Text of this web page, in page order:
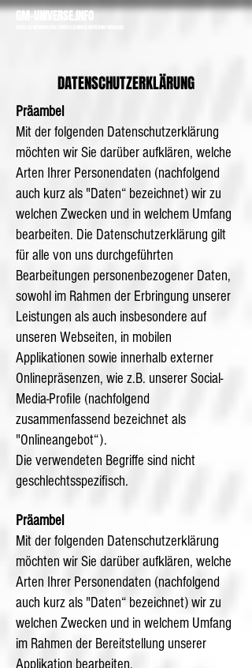
GM-UNIVERSE.INFO
DATENSCHUTZERKLÄRUNG
Präambel
Mit der folgenden Datenschutzerklärung
möchten wir Sie darüber aufklären, welche
Arten Ihrer Personendaten (nachfolgend
auch kurz als "Daten“ bezeichnet) wir zu
welchen Zwecken und in welchem Umfang
bearbeiten. Die Datenschutzerklärung gilt
für alle von uns durchgeführten
Bearbeitungen personenbezogener Daten,
sowohl im Rahmen der Erbringung unserer
Leistungen als auch insbesondere auf
unseren Webseiten, in mobilen
Applikationen sowie innerhalb externer
Onlinepräsenzen, wie z.B. unserer Social-
Media-Profile (nachfolgend
zusammenfassend bezeichnet als
"Onlineangebot“).
Die verwendeten Begriffe sind nicht
geschlechtsspezifisch.
Präambel
Mit der folgenden Datenschutzerklärung
möchten wir Sie darüber aufklären, welche
Arten Ihrer Personendaten (nachfolgend
auch kurz als "Daten“ bezeichnet) wir zu
welchen Zwecken und in welchem Umfang
im Rahmen der Bereitstellung unserer
Applikation bearbeiten.